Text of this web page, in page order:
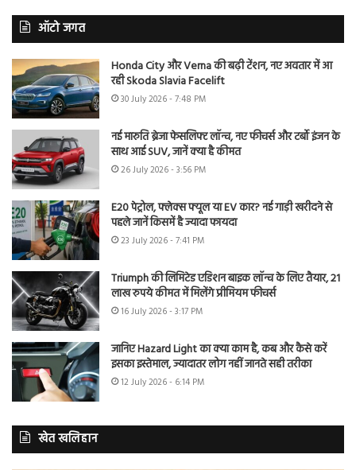
ऑटो जगत
Honda City और Verna की बढ़ी टेंशन, नए अवतार में आ
रही Skoda Slavia Facelift
30 July 2026 - 7:48 PM
नई मारुति ब्रेजा फेसलिफ्ट लॉन्च, नए फीचर्स और टर्बो इंजन के
साथ आई SUV, जानें क्या है कीमत
26 July 2026 - 3:56 PM
E20 पेट्रोल, फ्लेक्स फ्यूल या EV कार? नई गाड़ी खरीदने से
पहले जानें किसमें है ज्यादा फायदा
23 July 2026 - 7:41 PM
Triumph की लिमिटेड एडिशन बाइक लॉन्च के लिए तैयार, 21
लाख रुपये कीमत में मिलेंगे प्रीमियम फीचर्स
16 July 2026 - 3:17 PM
जानिए Hazard Light का क्या काम है, कब और कैसे करें
इसका इस्तेमाल, ज्यादातर लोग नहीं जानते सही तरीका
12 July 2026 - 6:14 PM
खेत खलिहान